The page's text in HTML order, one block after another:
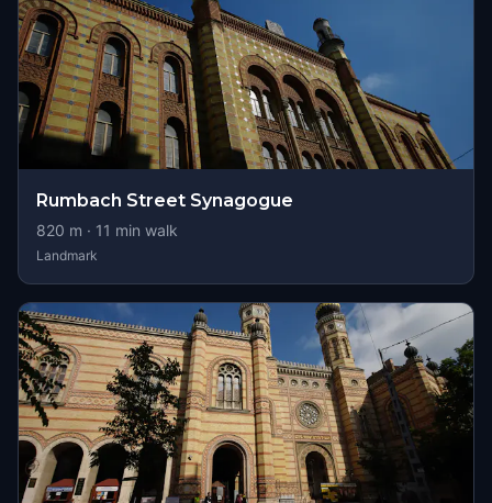
Rumbach Street Synagogue
820 m · 11 min walk
Landmark